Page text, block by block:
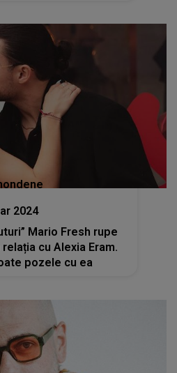
2024
Mario Fresh rupe
cu Alexia Eram.
pozele cu ea